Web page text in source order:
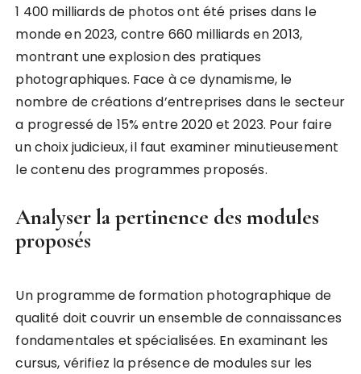
1 400 milliards de photos ont été prises dans le
monde en 2023, contre 660 milliards en 2013,
montrant une explosion des pratiques
photographiques. Face à ce dynamisme, le
nombre de créations d’entreprises dans le secteur
a progressé de 15% entre 2020 et 2023. Pour faire
un choix judicieux, il faut examiner minutieusement
le contenu des programmes proposés.
Analyser la pertinence des modules
proposés
Un programme de formation photographique de
qualité doit couvrir un ensemble de connaissances
fondamentales et spécialisées. En examinant les
cursus, vérifiez la présence de modules sur les